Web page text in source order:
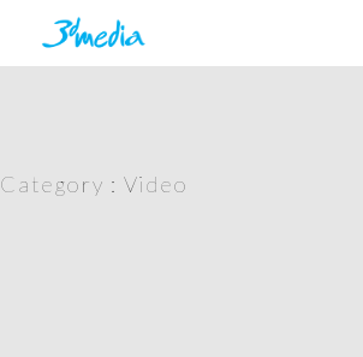
Category : Video